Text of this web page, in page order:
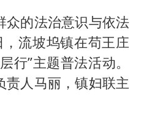
女子利用漏洞0元薅走3000多件家电
要求领导干部带头休假
村民谈“梅姨”：叫的其实是“媒姨”
泰国一女公务员妆容引争议 本人回应
众的法治意识与依法
流坡坞镇在苟王庄
行”主题普法活动。
责人马丽，镇妇联主